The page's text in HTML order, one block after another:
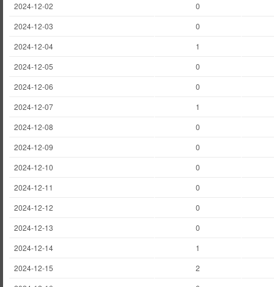
2024-12-02
0
2024-12-03
0
2024-12-04
1
2024-12-05
0
2024-12-06
0
2024-12-07
1
2024-12-08
0
2024-12-09
0
2024-12-10
0
2024-12-11
0
2024-12-12
0
2024-12-13
0
2024-12-14
1
2024-12-15
2